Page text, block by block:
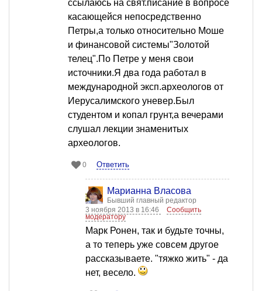
ссылаюсь на свят.писание в вопросе
касающейся непосредственно
Петры,а только относительно Моше
и финансовой системы"Золотой
телец".По Петре у меня свои
источники.Я два года работал в
международной эксп.археологов от
Иерусалимского уневер.Был
студентом и копал грунт,а вечерами
слушал лекции знаменитых
археологов.
0 Ответить
Марианна Власова
Бывший главный редактор
3 ноября 2013 в 16:46
Сообщить
модератору
Марк Ронен, так и будьте точны,
а то теперь уже совсем другое
рассказываете. "тяжко жить" - да
нет, весело.